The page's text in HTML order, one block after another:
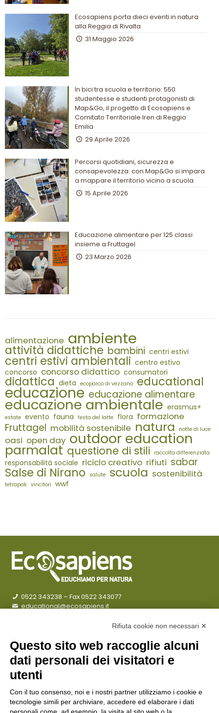
Ecosapiens porta dieci eventi in natura
alla Reggia di Rivalta
31 Maggio 2026
In bici tra scuola e territorio: 550
studentesse e studenti protagonisti di
Map&Go, il progetto di Ecosapiens e
Comitato Territoriale Iren di Reggio
Emilia
29 Aprile 2026
Percorsi quotidiani, sicurezza e
consapevolezza: con Map&Go si impara
a mappare il territorio vicino a scuola
15 Aprile 2026
Educazione alimentare per 125 classi
insieme a Fruttagel
23 Marzo 2026
alimentazione ambiente
attività didattiche bambini centri estivi
centri estivi ambientali centro estivo
concorso concorso didattico consumatori
didattica dieta ecoparco di vezzano educational
educazione educazione alimentare
educazione ambientale erasmus+
estate evento fauna festa del latte flora formazione
Fruttagel mobilità sostenibile natura notte di luce
oasi open day outdoor education
parmalat questione di stili raccolta differenziata
responsabilità sociale riciclo creativo rifiuti sabar
Salse di Nirano salute scuola sostenibilità
tetrapak vincitori wwf
0522 343238 – Fax 0522 343077
educational@ecosapiens.it
CHI SIAMO
COSA FACCIAMO
AZIENDE
Rifiuta cookie non necessari ✕
Questo sito web raccoglie alcuni
dati personali dei visitatori e
utenti
Con il tuo consenso, noi e i nostri partner utilizziamo i cookie e
tecnologie simili per archiviare, accedere ed elaborare i dati